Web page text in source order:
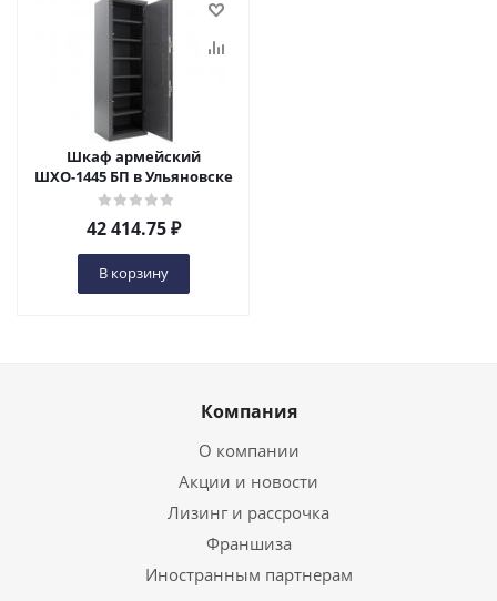
Шкаф армейский
ШХО-1445 БП в Ульяновске
42 414.75₽
В корзину
Компания
О компании
Акции и новости
Лизинг и рассрочка
Франшиза
Иностранным партнерам